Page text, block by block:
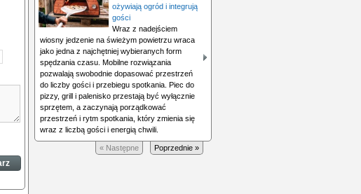
ożywiają ogród i integrują
gości
Wraz z nadejściem
wiosny jedzenie na świeżym powietrzu wraca
jako jedna z najchętniej wybieranych form
spędzania czasu. Mobilne rozwiązania
pozwalają swobodnie dopasować przestrzeń
do liczby gości i przebiegu spotkania. Piec do
pizzy, grill i palenisko przestają być wyłącznie
sprzętem, a zaczynają porządkować
przestrzeń i rytm spotkania, który zmienia się
wraz z liczbą gości i energią chwili.
Poprzednie »
« Następne